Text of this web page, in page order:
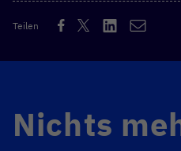
Teilen
Nichts